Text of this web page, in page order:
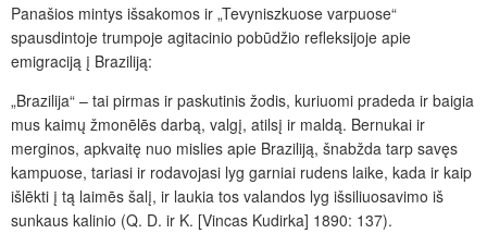
Panašios mintys išsakomos ir „Tevyniszkuose varpuose“
spausdintoje trumpoje agitacinio pobūdžio refleksijoje apie
emigraciją į Braziliją:
„Brazilija“ – tai pirmas ir paskutinis žodis, kuriuomi pradeda ir baigia
mus kaimų žmonēlēs darbą, valgį, atilsį ir maldą. Bernukai ir
merginos, apkvaitę nuo mislies apie Braziliją, šnabžda tarp savęs
kampuose, tariasi ir rodavojasi lyg garniai rudens laike, kada ir kaip
išlēkti į tą laimēs šalį, ir laukia tos valandos lyg išsiliuosavimo iš
sunkaus kalinio (Q. D. ir K. [Vincas Kudirka] 1890: 137).